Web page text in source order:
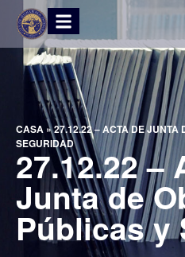
CASA »27.12.22 – ACTA DE JUNTA
SEGURIDAD
27.12.22 –
Junta de
Públicas y